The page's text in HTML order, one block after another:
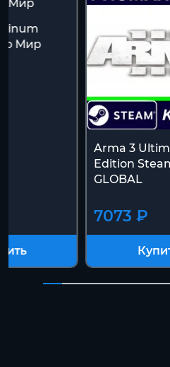
Мир
Arma 3
Edition
GLOBAL
7073 ₽